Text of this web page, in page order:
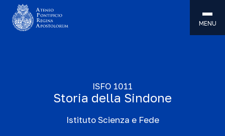
MENU
ISFO 1011
Storia della Sindone
Istituto Scienza e Fede